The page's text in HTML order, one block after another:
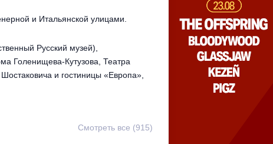
и Итальянской улицами.
Русский музей),
Голенищева-Кутузова, Театра
и гостиницы «Европа»,
Смотреть все (915)